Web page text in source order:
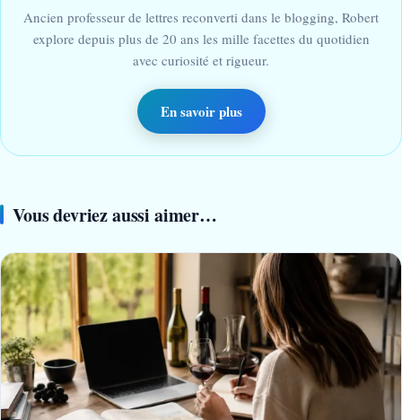
Ancien professeur de lettres reconverti dans le blogging, Robert
explore depuis plus de 20 ans les mille facettes du quotidien
avec curiosité et rigueur.
En savoir plus
Vous devriez aussi aimer…